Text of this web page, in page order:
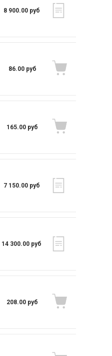
8 900.00 руб
86.00 руб
165.00 руб
7 150.00 руб
14 300.00 руб
208.00 руб